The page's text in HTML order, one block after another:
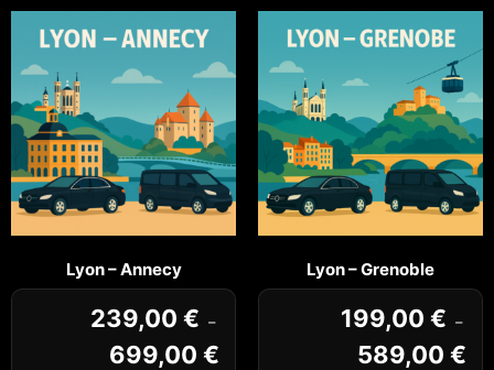
Lyon – Annecy
239,00 € –
699,00 €
Lyon – Grenoble
199,00 € –
589,00 €